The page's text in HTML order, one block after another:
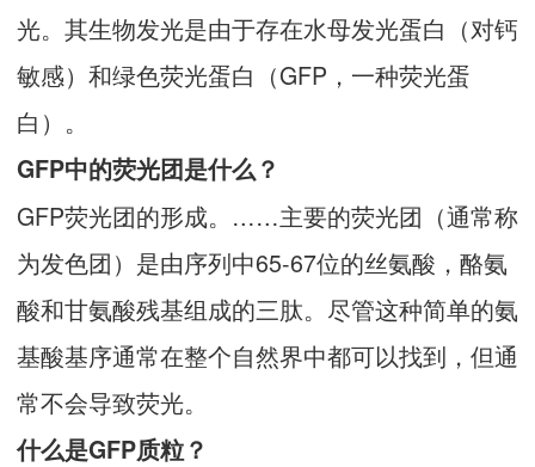
光。其生物发光是由于存在水母发光蛋白（对钙
敏感）和绿色荧光蛋白（GFP，一种荧光蛋
白）。
GFP中的荧光团是什么？
GFP荧光团的形成。……主要的荧光团（通常称
为发色团）是由序列中65-67位的丝氨酸，酪氨
酸和甘氨酸残基组成的三肽。尽管这种简单的氨
基酸基序通常在整个自然界中都可以找到，但通
常不会导致荧光。
什么是GFP质粒？